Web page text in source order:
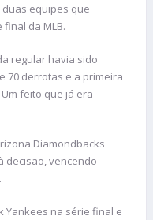
equipes que
da MLB.
regular havia sido
70 derrotas e a primeira
feito que já era
Diamondbacks
decisão, vencendo
Yankees na série final e